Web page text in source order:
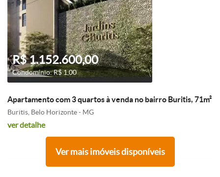
R$ 1.152.600,00
Condomínio: R$ 1,00
Apartamento com 3 quartos à venda no bairro Buritis, 71m²
Buritis, Belo Horizonte - MG
ver detalhe
Ver mais imóveis disponíveis